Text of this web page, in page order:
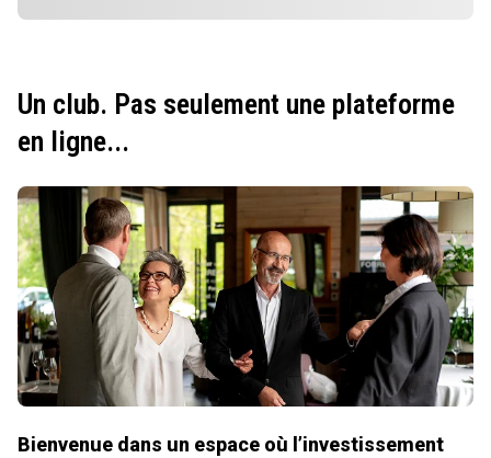
Un club. Pas seulement une plateforme
en ligne...
Bienvenue dans un espace où l’investissement